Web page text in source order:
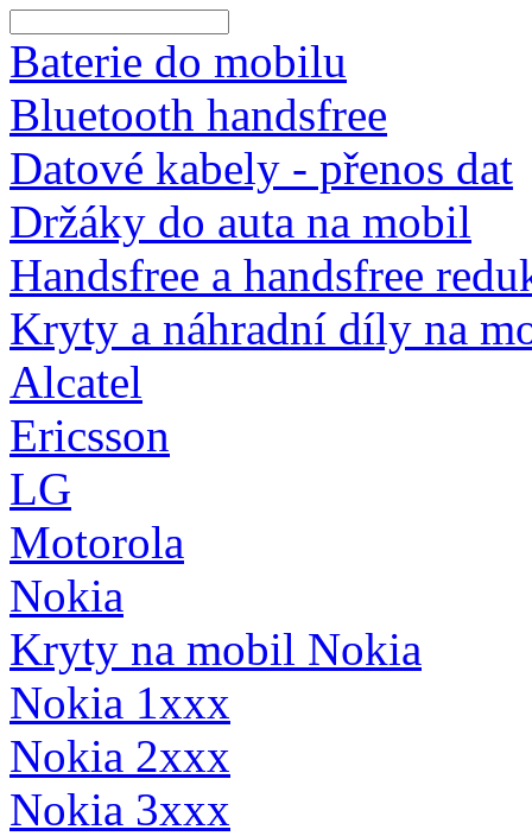
Baterie do mobilu
Bluetooth handsfree
Datové kabely - přenos dat
Držáky do auta na mobil
Handsfree a handsfree
Kryty a náhradní díly na
Alcatel
Ericsson
LG
Motorola
Nokia
Kryty na mobil Nokia
Nokia 1xxx
Nokia 2xxx
Nokia 3xxx